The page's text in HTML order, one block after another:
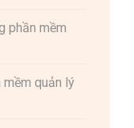
phần mềm
quản lý